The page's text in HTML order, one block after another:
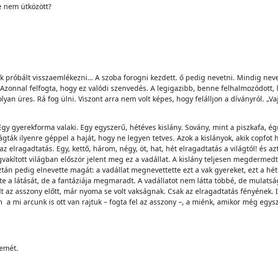
nem ütközött?
visszaemlékezni… A szoba forogni kezdett. ő pedig nevetni. Mindig
felfogta, hogy ez valódi szenvedés. A legigazibb, benne
üres. Rá fog ülni. Viszont arra nem volt képes, hogy felálljon a díványról.
gyerekforma valaki. Egy egyszerű, hétéves kislány. Sovány, mint a piszkafa,
ilyenre géppel a haját, hogy ne legyen tetves. Azok a kislányok, akik copfot
Egy, kettő, három, négy, öt, hat, hét elragadtatás a világtól! és
világban először jelent meg ez a vadállat. A kislány teljesen
pedig elnevette magát: a vadállat megnevettette ezt a vak gyereket, ezt a
a látását, de a fantáziája megmaradt. A vadállatot nem látta többé, de
asszony előtt, már nyoma se volt vakságnak. Csak az elragadtatás
mi arcunk is ott van rajtuk – fogta fel az asszony –, a miénk, amikor még